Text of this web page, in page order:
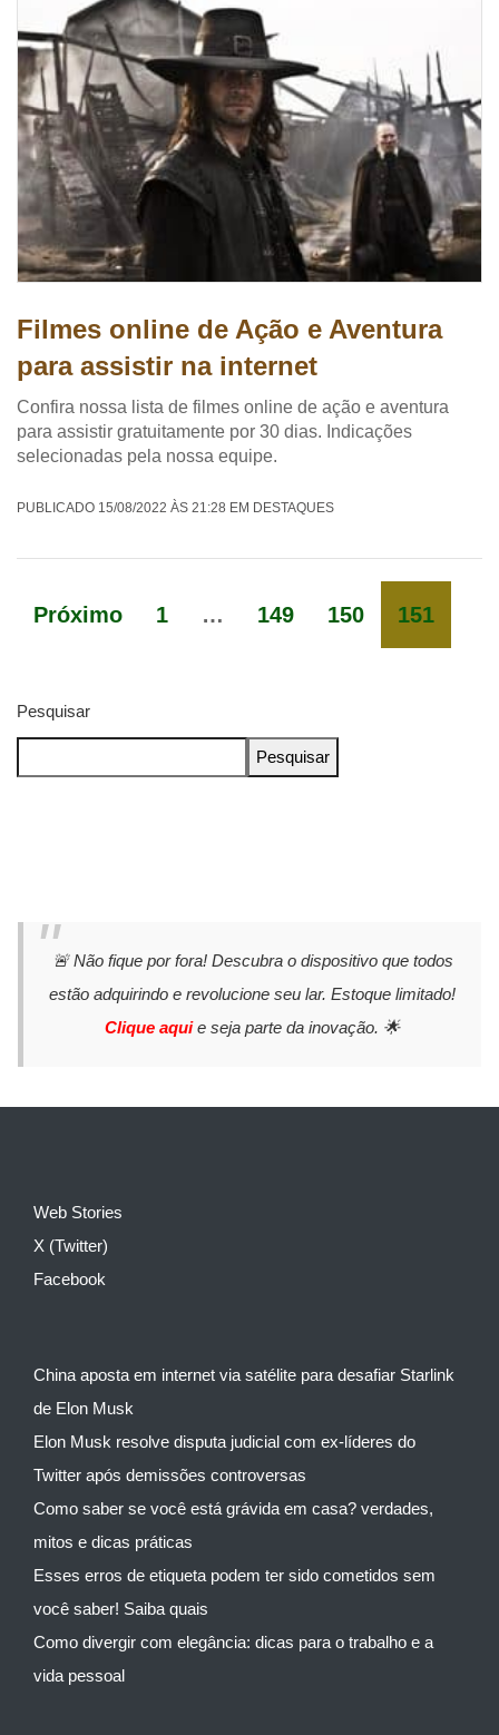
Filmes online de Ação e Aventura
para assistir na internet
Confira nossa lista de filmes online de ação e aventura
para assistir gratuitamente por 30 dias. Indicações
selecionadas pela nossa equipe.
PUBLICADO 15/08/2022 ÀS 21:28 EM DESTAQUES
Próximo 1 … 149 150 151
Pesquisar
Pesquisar
🚨 Não fique por fora! Descubra o dispositivo que todos
estão adquirindo e revolucione seu lar. Estoque limitado!
Clique aquie seja parte da inovação. 🌟
Web Stories
X (Twitter)
Facebook
China aposta em internet via satélite para desafiar Starlink
de Elon Musk
Elon Musk resolve disputa judicial com ex-líderes do
Twitter após demissões controversas
Como saber se você está grávida em casa? verdades,
mitos e dicas práticas
Esses erros de etiqueta podem ter sido cometidos sem
você saber! Saiba quais
Como divergir com elegância: dicas para o trabalho e a
vida pessoal